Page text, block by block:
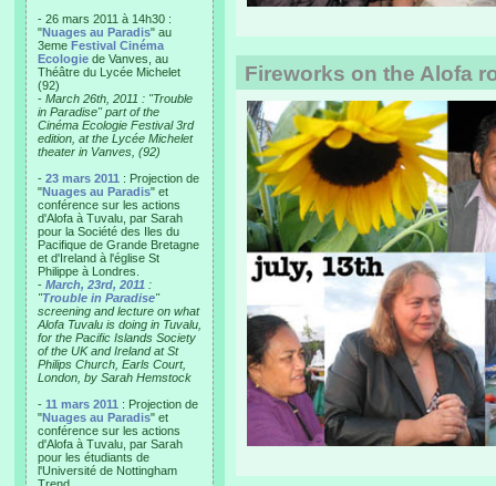
- 26 mars 2011 à 14h30 :
"Nuages au Paradis" au
3eme Festival Cinéma
Ecologie de Vanves, au
Théâtre du Lycée Michelet
(92)
- March 26th, 2011 : "Trouble
in Paradise" part of the
Cinéma Ecologie Festival 3rd
edition, at the Lycée Michelet
theater in Vanves, (92)
- 23 mars 2011 : Projection de
"Nuages au Paradis" et
conférence sur les actions
d'Alofa à Tuvalu, par Sarah
pour la Société des Iles du
Pacifique de Grande Bretagne
et d'Ireland à l'église St
Philippe à Londres.
- March, 23rd, 2011 :
"Trouble in Paradise"
screening and lecture on what
Alofa Tuvalu is doing in Tuvalu,
for the Pacific Islands Society
of the UK and Ireland at St
Philips Church, Earls Court,
London, by Sarah Hemstock
- 11 mars 2011 : Projection de
"Nuages au Paradis" et
conférence sur les actions
d'Alofa à Tuvalu, par Sarah
pour les étudiants de
l'Université de Nottingham
Fireworks on the Alofa